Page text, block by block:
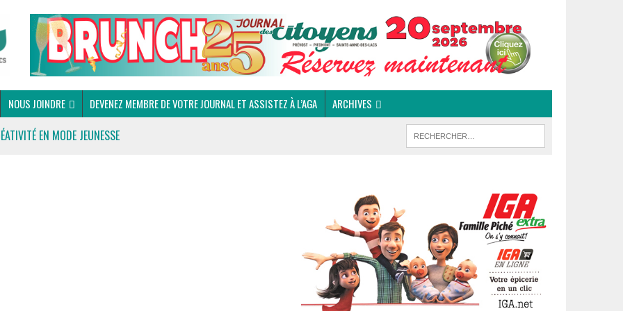
NOUS JOINDRE DEVENEZ MEMBRE DE VOTRE JOURNAL ET ASSISTEZ À L’AGA ARCHIVES
EN MODE JEUNESSE